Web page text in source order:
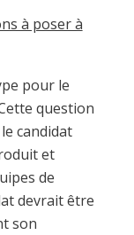
à poser à
pour le
question
candidat
et
de
devrait être
son